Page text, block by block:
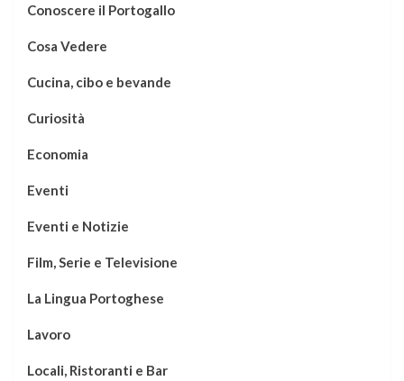
Conoscere il Portogallo
Cosa Vedere
Cucina, cibo e bevande
Curiosità
Economia
Eventi
Eventi e Notizie
Film, Serie e Televisione
La Lingua Portoghese
Lavoro
Locali, Ristoranti e Bar